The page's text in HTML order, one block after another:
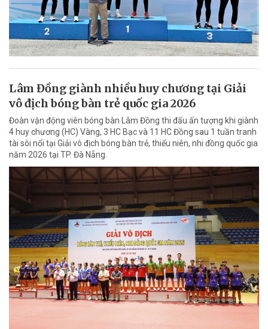
Lâm Đồng giành nhiều huy chương tại Giải
vô địch bóng bàn trẻ quốc gia 2026
Đoàn vận động viên bóng bàn Lâm Đồng thi đấu ấn tượng khi giành
4 huy chương (HC) Vàng, 3 HC Bạc và 11 HC Đồng sau 1 tuần tranh
tài sôi nổi tại Giải vô địch bóng bàn trẻ, thiếu niên, nhi đồng quốc gia
năm 2026 tại TP. Đà Nẵng.